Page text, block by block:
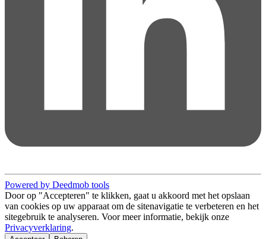
Powered by Deedmob tools
Door op "Accepteren" te klikken, gaat u akkoord met het opslaan
van cookies op uw apparaat om de sitenavigatie te verbeteren en het
sitegebruik te analyseren. Voor meer informatie, bekijk onze
Privacyverklaring.